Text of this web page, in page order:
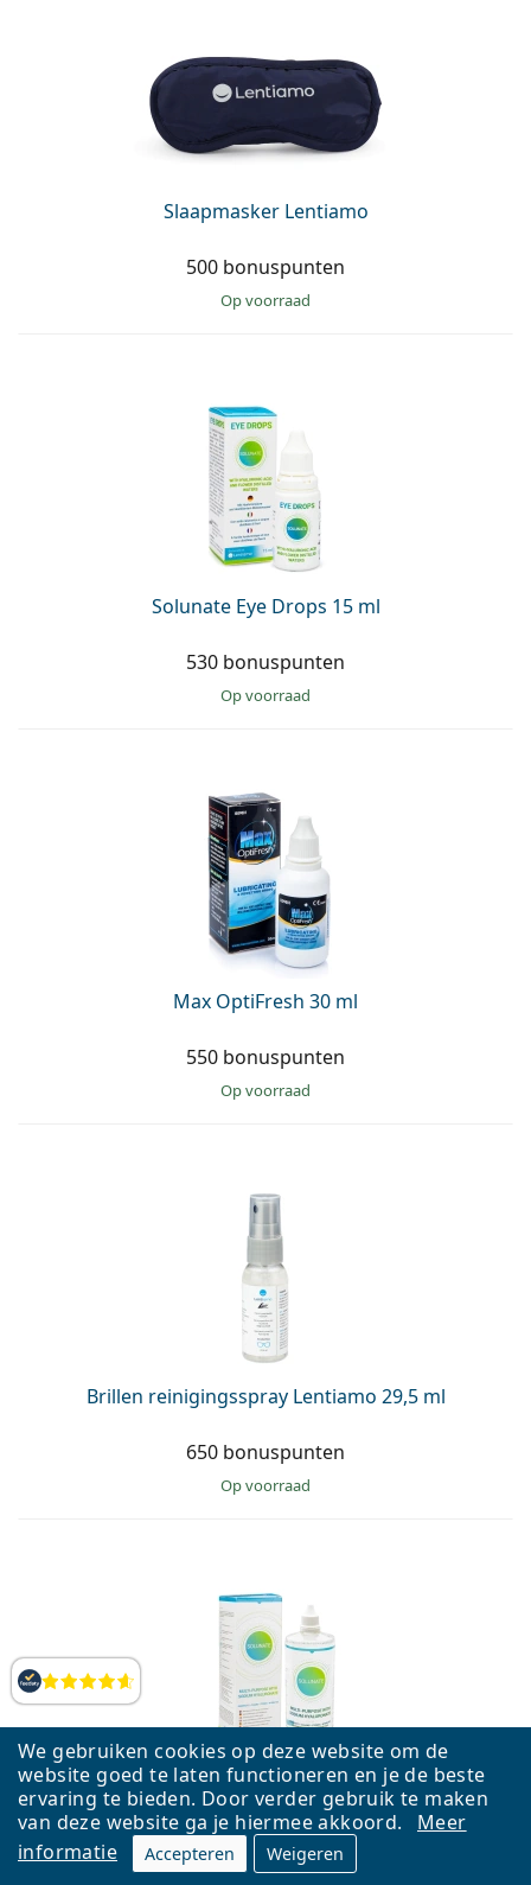
We gebruiken cookies op deze website om de
website goed te laten functioneren en je de beste
ervaring te bieden. Door verder gebruik te maken
van deze website ga je hiermee akkoord.
Meer
informatie
Accepteren Weigeren
Beoordelingen
Slaapmasker Lentiamo
500 bonuspunten
op voorraad
Solunate Eye Drops 15 ml
530 bonuspunten
op voorraad
Max OptiFresh 30 ml
550 bonuspunten
op voorraad
Brillen reinigingsspray Lentiamo 29,5 ml
650 bonuspunten
op voorraad
Solunate Multi-Purpose 400 ml met lenzendoosje
800 bonuspunten
op voorraad